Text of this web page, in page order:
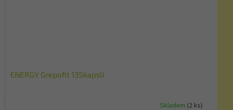
ENERGY Grepofit 135kapslí
Skladem (2 ks)